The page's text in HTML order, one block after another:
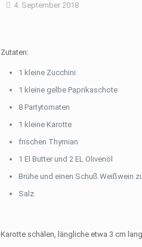
4. September 2018
Zutaten:
1 kleine Zucchini
1 kleine gelbe Paprikaschote
8 Partytomaten
1 kleine Karotte
frischen Thymian
1 El Butter und 2 EL Olivenöl
Brühe und einen Schuß Weißwein
Salz
Karotte schälen, längliche etwa 3 cm